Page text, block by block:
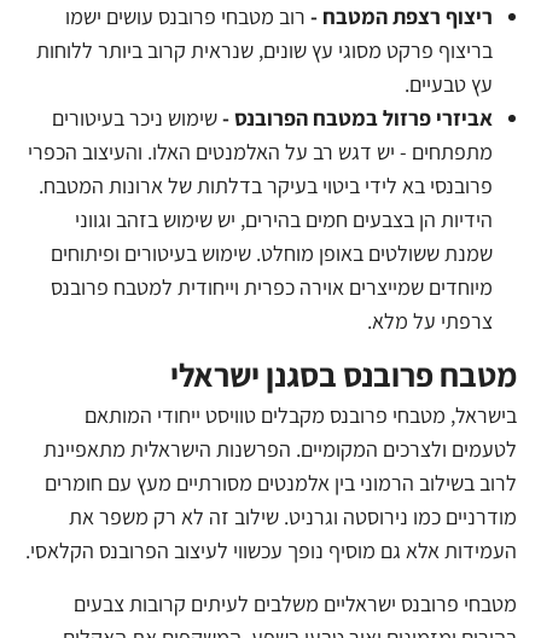
ריצוף רצפת המטבח - רוב מטבחי פרובנס עושים ישמו
בריצוף פרקט מסוגי עץ שונים, שנראית קרוב ביותר ללוחות
עץ טבעיים.
אביזרי פרזול במטבח הפרובנס -שימוש ניכר בעיטורים
מתפתחים - יש דגש רב על האלמנטים האלו. והעיצוב הכפרי
פרובנסי בא לידי ביטוי בעיקר בדלתות של ארונות המטבח.
הידיות הן בצבעים חמים בהירים, יש שימוש בזהב וגווני
שמנת ששולטים באופן מוחלט. שימוש בעיטורים ופיתוחים
מיוחדים שמייצרים אוירה כפרית וייחודית למטבח פרובנס
צרפתי על מלא.
מטבח פרובנס בסגנן ישראלי
בישראל, מטבחי פרובנס מקבלים טוויסט ייחודי המותאם
לטעמים ולצרכים המקומיים. הפרשנות הישראלית מתאפיינת
לרוב בשילוב הרמוני בין אלמנטים מסורתיים מעץ עם חומרים
מודרניים כמו נירוסטה וגרניט. שילוב זה לא רק משפר את
העמידות אלא גם מוסיף נופך עכשווי לעיצוב הפרובנס הקלאסי.
מטבחי פרובנס ישראליים משלבים לעיתים קרובות צבעים